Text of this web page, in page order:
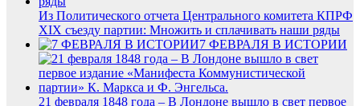
Из Политического отчета Центрального комитета КПРФ
XIX съезду партии: Множить и сплачивать наши ряды
7 ФЕВРАЛЯ В ИСТОРИИ
21 февраля 1848 года – В Лондоне вышло в свет первое